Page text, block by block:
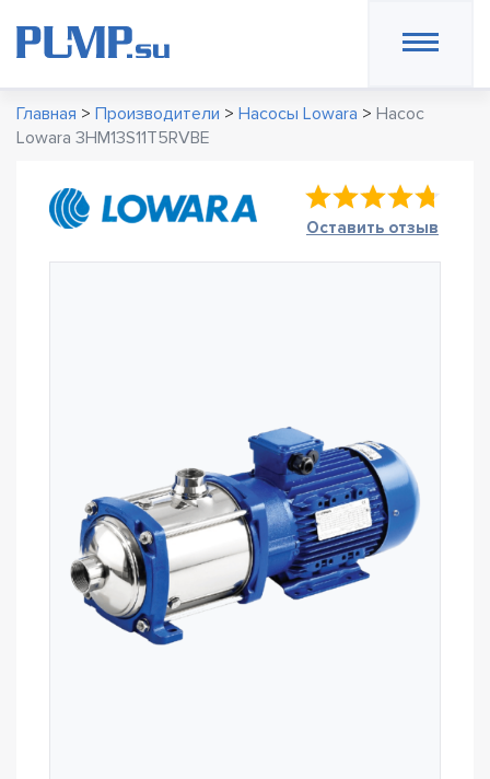
Главная > Производители > Насосы Lowara > Насос
Lowara 3HM13S11T5RVBE
Оставить отзыв